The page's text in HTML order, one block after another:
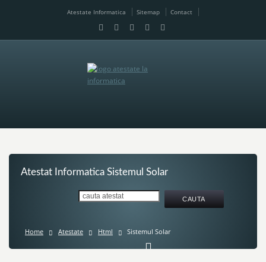
Atestate Informatica Sitemap Contact
Atestat Informatica Sistemul Solar
Home Atestate Html Sistemul Solar